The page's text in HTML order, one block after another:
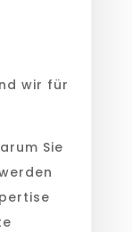
wir für
Sie